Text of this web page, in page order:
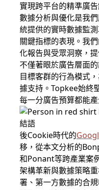
實現跨平台的精準廣告
數據分析與優化是我
統提供的實時數據監
關鍵指標的表現。我
化報告與受眾洞察，
不僅著眼於廣告層面
目標客群的行為模式
據支持。Topkee始終
每一分廣告預算都能
結語
後Cookie時代的
移，從本文分析的
和Ponant等跨產業案
架構革新與數據策略
署、第一方數據的合